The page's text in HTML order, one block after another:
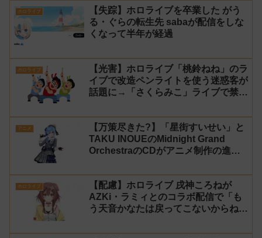
ホロライブ
【失踪】ホロライブを卒業した がう
る・ぐらの転生先 sabaが配信をしな
くなって半年が経過
ホロライブ
【光害】ホロライブ「桃鈴ねね」のラ
イブで改造ペンライトを使う迷惑客が
話題に→「さくらみこ」ライブで禁止
アニメ
【万策尽きた?】「星街すいせい」と
TAKU INOUEのMidnight Grand
OrchestraのCDがアニメ制作の進行
ホロライブ
【配慮】ホロライブ 戌神ころねが
AZKi・ラミィとのコラボ配信で「も
う天音かなたは戻ってこないからね」